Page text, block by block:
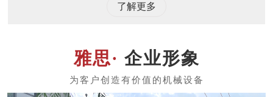
了解更多
企业形象